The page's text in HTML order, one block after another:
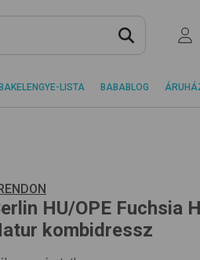
LISTA BABABLOG
HU/OPE Fuchsia
kombidressz